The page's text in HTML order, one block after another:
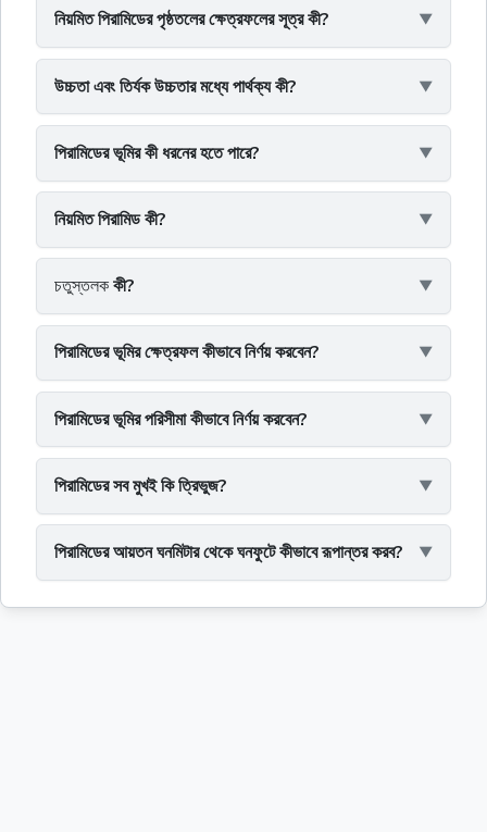
নিয়মিত পিরামিডের পৃষ্ঠতলের ক্ষেত্রফলের সূত্র কী?
উচ্চতা এবং তির্যক উচ্চতার মধ্যে পার্থক্য কী?
পিরামিডের ভূমির কী ধরনের হতে পারে?
নিয়মিত পিরামিড কী?
চতুস্তলককী?
পিরামিডের ভূমির ক্ষেত্রফল কীভাবে নির্ণয় করবেন?
পিরামিডের ভূমির পরিসীমা কীভাবে নির্ণয় করবেন?
পিরামিডের সব মুখই কি ত্রিভুজ?
পিরামিডের আয়তন ঘনমিটার থেকে ঘনফুটে কীভাবে রূপান্তর করব?